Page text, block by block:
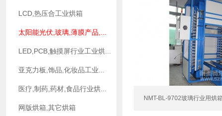
LCD,热压合工业烘箱
太阳能光伏,玻璃,薄膜产品,...
LED,PCB,触摸屏行业工业烘...
亚克力板,饰品,化妆品工业...
医疗,制药,药材,食品行业烘...
网版烘箱,其它烘箱
NMT-BL-9702玻璃行业用烘